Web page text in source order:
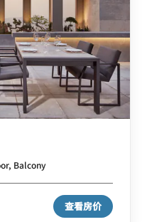
Balcony
查看房价